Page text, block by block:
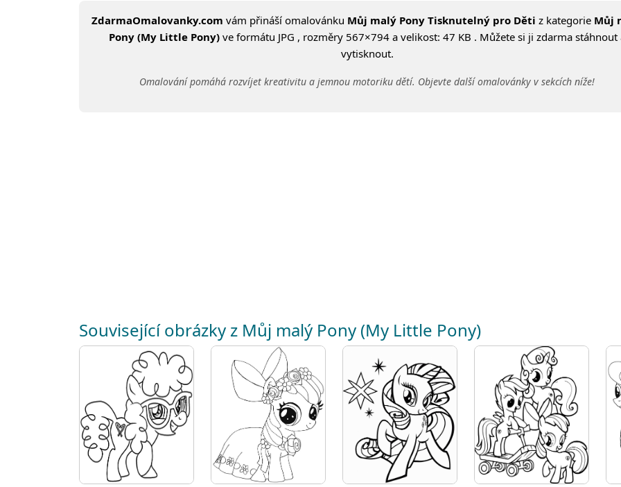
ZdarmaOmalovanky.com vám přináší omalovánku Můj malý Pony Tisknutelný pro Děti z kategorie Můj
Pony (My Little Pony)ve formátu JPG , rozměry 567×794 a velikost: 47 KB . Můžete si ji zdarma stáhnout
vytisknout.
Omalování pomáhá rozvíjet kreativitu a jemnou motoriku dětí. Objevte další omalovánky v sekcích níže!
Související obrázky z Můj malý Pony (My Little Pony)